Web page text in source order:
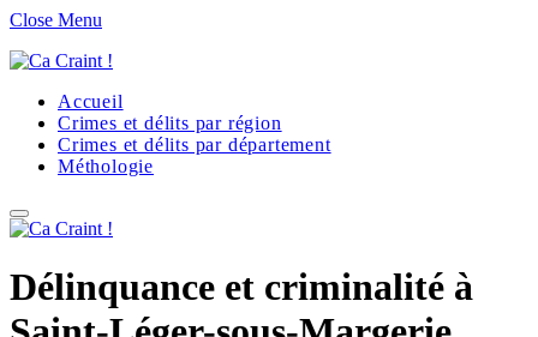
Close Menu
Accueil
Crimes et délits par région
Crimes et délits par département
Méthologie
Délinquance et criminalité à